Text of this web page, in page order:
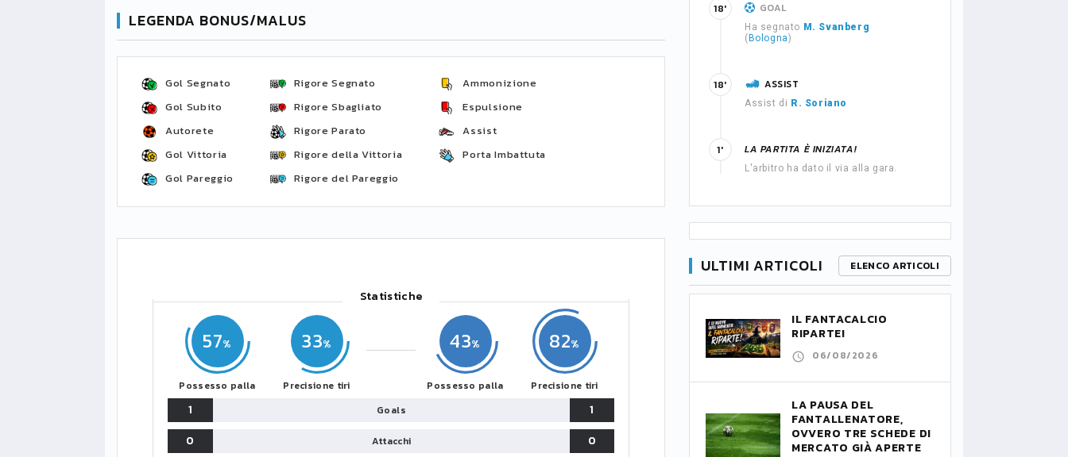
LEGENDA BONUS/MALUS
Gol Segnato
Gol Subito
Autorete
Gol Vittoria
Gol Pareggio
Rigore Segnato
Rigore Sbagliato
Rigore Parato
Rigore della Vittoria
Rigore del Pareggio
Ammonizione
Espulsione
Assist
Porta Imbattuta
Statistiche
57
Possesso palla
33
Precisione tiri
43
Possesso palla
82
Precisione tiri
1 Goals
1
0
Attacchi
0
GOAL
Ha segnato M. Svanberg
( Bologna)
18'
ASSIST
Assist di R. Soriano
18'
LA PARTITA È INIZIATA!
L'arbitro ha dato il via alla gara.
1'
ULTIMI ARTICOLI ELENCO ARTICOLI
IL FANTACALCIO
RIPARTE!
06/08/2026
LA PAUSA DEL
FANTALLENATORE,
OVVERO TRE SCHEDE DI
MERCATO GIÀ APERTE